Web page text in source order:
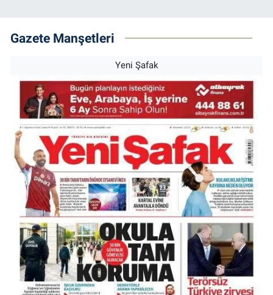
Gazete Manşetleri
Yeni Şafak